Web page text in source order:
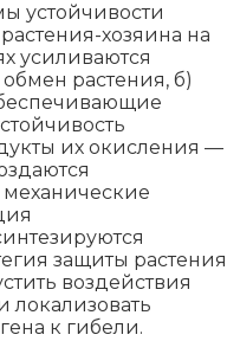
устойчивости
хозяина на
усиливаются
растения, б)
их окисления —
защиты растения
воздействия
локализовать
к гибели.